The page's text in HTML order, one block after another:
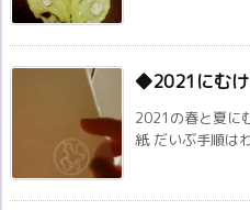
◆2021にむ
2021の春と夏に
紙 だいぶ手順は